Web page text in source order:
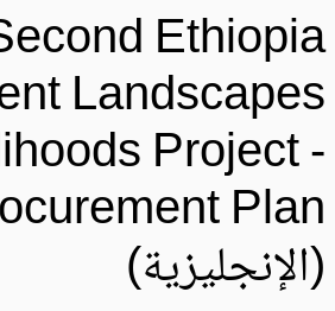
Second
Project